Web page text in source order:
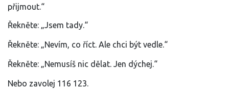
přijmout.“
Řekněte: „Jsem tady.“
Řekněte: „Nevím, co říct. Ale chci být vedle.“
Řekněte: „Nemusíš nic dělat. Jen dýchej.“
Nebo zavolej 116 123.